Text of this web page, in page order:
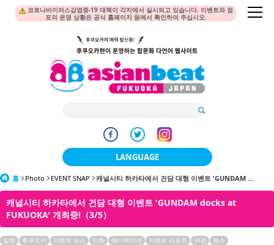
코로나바이러스감염증-19 대책이 각지에서 실시되고 있습니다. 이벤트와 점
포의 운영 상황은 공식 홈페이지 등에서 확인하여 주십시오.
LANGUAGE
日本語
한국어
簡体中文
홈 Photo EVENT SNAP 캐널시티 하카타에서 건담 대형 이벤트 'GUNDAM ...
캐널시티 하카타에서 건담 대형 이벤트 'GUNDAM docks at
FUKUOKA' 개최중!（3/5）
일본 후쿠오카 이벤트 뉴스 만화 애니메이션 이벤트 리포트 관광 명소